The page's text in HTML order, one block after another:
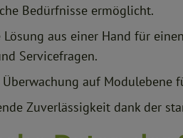
Bedürfnisse ermöglicht.
Lösung aus einer Hand für
Servicefragen.
auf Modulebene
Zuverlässigkeit dank der